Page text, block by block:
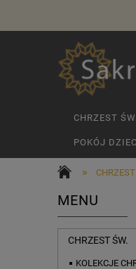
CHRZEST ŚW.
POKÓJ
»
MENU
CHRZEST ŚW.
KOLEKCJE